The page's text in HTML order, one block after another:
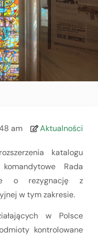
am Aktualności
katalogu
Rada
o rezygnację z
w tym zakresie.
w Polsce
kontrolowane